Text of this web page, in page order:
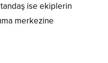
ise ekiplerin
merkezine